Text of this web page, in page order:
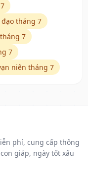
tháng 7
7
7
niên tháng 7
phí, cung cấp thông
giáp, ngày tốt xấu